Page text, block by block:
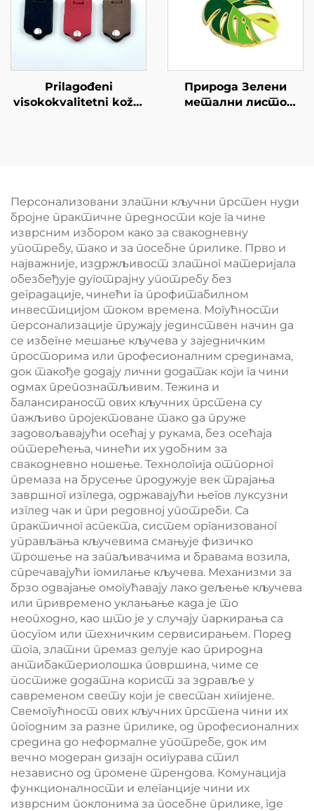
Prilagođeni
visokokvalitetni kožni
metalni kožni ključar
sa dugmetom
Природа Зелени
метални листо
Персонализовани златни кључни прстен нуди
бројне практичне предности које га чине
изврсним избором како за свакодневну
употребу, тако и за посебне прилике. Прво и
најважније, издржљивост златног материјала
обезбеђује дуготрајну употребу без
деградације, чинећи га профитабилном
инвестицијом током времена. Могућности
персонализације пружају јединствен начин да
се избегне мешање кључева у заједничким
просторима или професионалним срединама,
док такође додају лични додатак који га чини
одмах препознатљивим. Тежина и
балансираност ових кључних прстена су
пажљиво пројектоване тако да пруже
задовољавајући осећај у рукама, без осећаја
оптерећења, чинећи их удобним за
свакодневно ношење. Технологија отпорног
премаза на брусење продужује век трајања
завршног изгледа, одржавајући његов луксузни
изглед чак и при редовној употреби. Са
практичног аспекта, систем организованог
управљања кључевима смањује физичко
трошење на запаљивачима и бравама возила,
спречавајући гомилање кључева. Механизми за
брзо одвајање омогућавају лако дељење кључева
или привремено уклањање када је то
неопходно, као што је у случају паркирања са
посугом или техничким сервисирањем. Поред
тога, златни премаз делује као природна
антибактериолошка површина, чиме се
постиже додатна корист за здравље у
савременом свету који је свестан хигијене.
Свемогућност ових кључних прстена чини их
погодним за разне прилике, од професионалних
средина до неформалне употребе, док им
вечно модеран дизајн осигурава стил
независно од промене трендова. Комунација
функционалности и елеганције чини их
изврсним поклонима за посебне прилике, где